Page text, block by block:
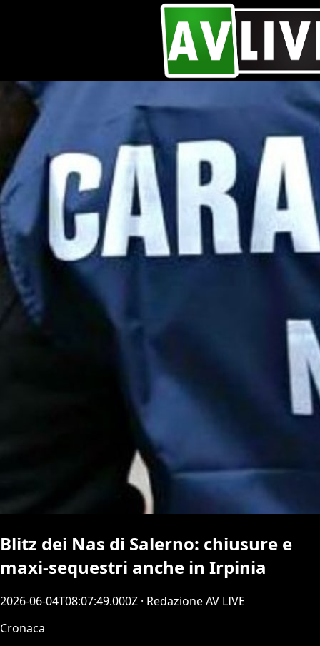
Blitz dei Nas di Salerno: chiusure e
maxi-sequestri anche in Irpinia
2026-06-04T08:07:49.000Z · Redazione AV LIVE
Cronaca